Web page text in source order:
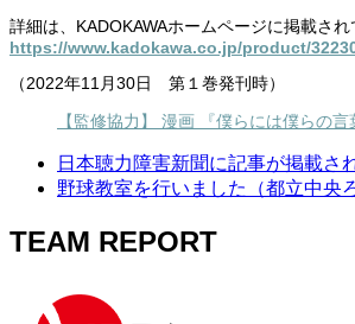
詳細は、KADOKAWAホームページに掲載され
https://www.kadokawa.co.jp/product/
（2022年11月30日 第１巻発刊時）
【監修協力】 漫画 『僕らには僕らの言
日本聴力障害新聞に記事が掲載さ
野球教室を行いました（都立中央
TEAM REPORT